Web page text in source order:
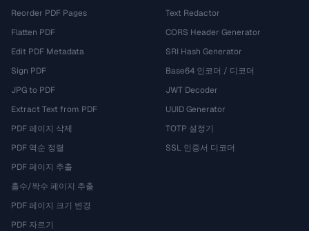
Reorder PDF Pages
Flatten PDF
Edit PDF Metadata
Sign PDF
JPG to PDF
Extract Text from PDF
PDF 페이지 삭제
PDF 역순 정렬
PDF 페이지 추출
홀수/짝수 페이지 추출
PDF 페이지 크기 변경
PDF 자르기
Text Redactor
CORS Header Generator
SRI Hash Generator
Base64 인코더 / 디코더
JWT Decoder
UUID Generator
TOTP 설정기
SSL 인증서 디코더